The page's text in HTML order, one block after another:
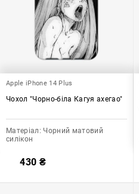
Apple iPhone 14 Plus
Чохол "Чорно-біла Кагуя ахегао"
Матеріал: Чорний матовий
силікон
430 ₴